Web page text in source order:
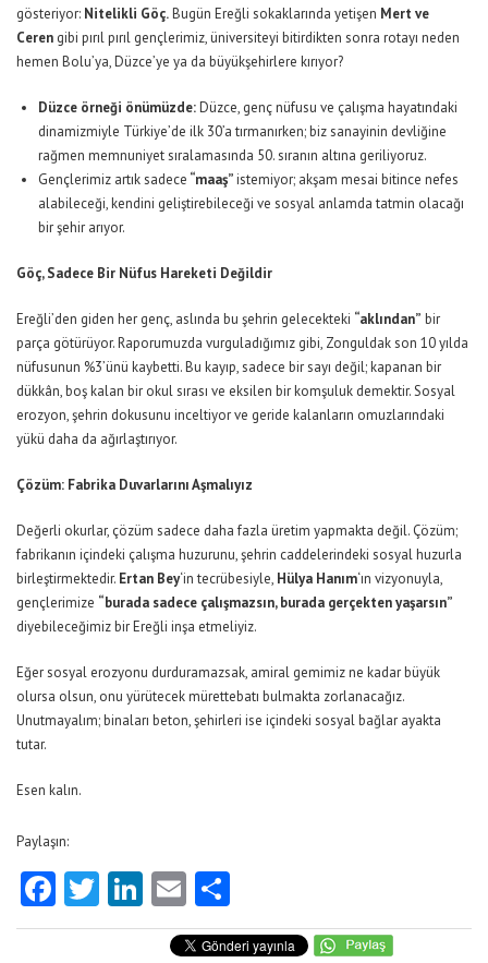
gösteriyor: Nitelikli Göç.Bugün Ereğli sokaklarında yetişen Mert ve
Ceren gibi pırıl pırıl gençlerimiz, üniversiteyi bitirdikten sonra rotayı neden
hemen Bolu’ya, Düzce’ye ya da büyükşehirlere kırıyor?
Düzce örneği önümüzde:Düzce, genç nüfusu ve çalışma hayatındaki
dinamizmiyle Türkiye’de ilk 30’a tırmanırken; biz sanayinin devliğine
rağmen memnuniyet sıralamasında 50. sıranın altına geriliyoruz.
Gençlerimiz artık sadece “maaş”istemiyor; akşam mesai bitince nefes
alabileceği, kendini geliştirebileceği ve sosyal anlamda tatmin olacağı
bir şehir arıyor.
Göç, Sadece Bir Nüfus Hareketi Değildir
Ereğli’den giden her genç, aslında bu şehrin gelecekteki “aklından” bir
parça götürüyor. Raporumuzda vurguladığımız gibi, Zonguldak son 10 yılda
nüfusunun %3’ünü kaybetti. Bu kayıp, sadece bir sayı değil; kapanan bir
dükkân, boş kalan bir okul sırası ve eksilen bir komşuluk demektir. Sosyal
erozyon, şehrin dokusunu inceltiyor ve geride kalanların omuzlarındaki
yükü daha da ağırlaştırıyor.
Çözüm: Fabrika Duvarlarını Aşmalıyız
Değerli okurlar, çözüm sadece daha fazla üretim yapmakta değil. Çözüm;
fabrikanın içindeki çalışma huzurunu, şehrin caddelerindeki sosyal huzurla
birleştirmektedir. Ertan Bey‘in tecrübesiyle, Hülya Hanım‘ın vizyonuyla,
gençlerimize “burada sadece çalışmazsın, burada gerçekten yaşarsın”
diyebileceğimiz bir Ereğli inşa etmeliyiz.
Eğer sosyal erozyonu durduramazsak, amiral gemimiz ne kadar büyük
olursa olsun, onu yürütecek mürettebatı bulmakta zorlanacağız.
Unutmayalım; binaları beton, şehirleri ise içindeki sosyal bağlar ayakta
tutar.
Esen kalın.
Paylaşın:
Facebook
Twitter
LinkedIn
Email